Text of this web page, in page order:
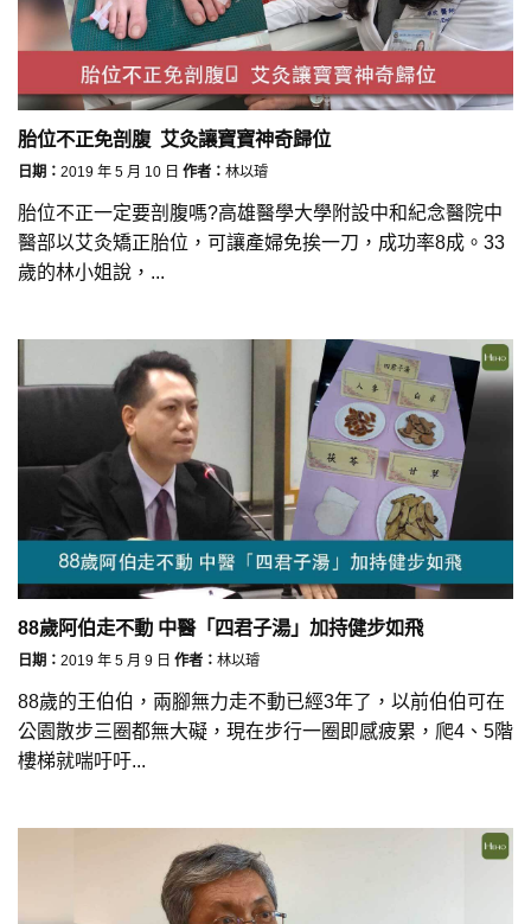
胎位不正免剖腹 艾灸讓寶寶神奇歸位
日期： 2019 年 5 月 10 日 作者： 林以璿
胎位不正一定要剖腹嗎?高雄醫學大學附設中和紀念醫院中
醫部以艾灸矯正胎位，可讓產婦免挨一刀，成功率8成。33
歲的林小姐說，...
88歲阿伯走不動 中醫「四君子湯」加持健步如飛
日期： 2019 年 5 月 9 日 作者： 林以璿
88歲的王伯伯，兩腳無力走不動已經3年了，以前伯伯可在
公園散步三圈都無大礙，現在步行一圈即感疲累，爬4、5階
樓梯就喘吁吁...